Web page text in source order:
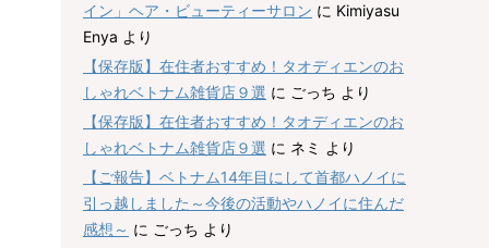
イン」ヘア・ビューティーサロン に Kimiyasu
Enya より
【保存版】在住者おすすめ！タオディエンのお
しゃれベトナム雑貨店９選 に ごっち より
【保存版】在住者おすすめ！タオディエンのお
しゃれベトナム雑貨店９選 に ネミ より
【ご報告】ベトナム14年目にして首都ハノイに
引っ越しました～今後の活動やハノイに住んだ
感想～ に ごっち より